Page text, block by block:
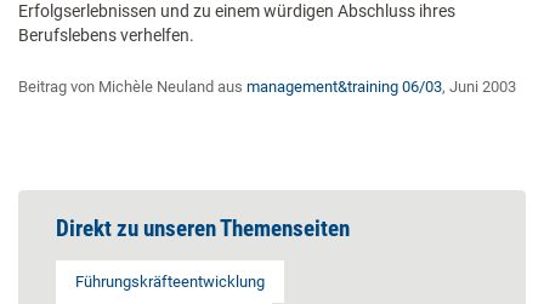
Erfolgserlebnissen und zu einem würdigen Abschluss ihres
Berufslebens verhelfen.
Beitrag von Michèle Neuland aus management&training 06/03, Juni 2003
Direkt zu unseren Themenseiten
Führungskräfteentwicklung